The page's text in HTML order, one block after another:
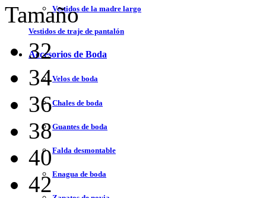
Vestidos de la madre largo
Vestidos de traje de pantalón
Accesorios de Boda
Velos de boda
Chales de boda
Guantes de boda
Falda desmontable
Enagua de boda
Tamaño
32
34
36
38
40
42